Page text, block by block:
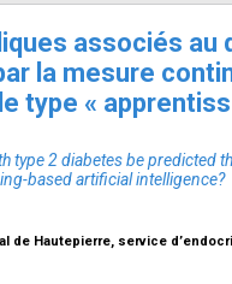
associés au
la mesure
type «
type 2 diabetes be predicted
based artificial intelligence?
de Hautepierre, service